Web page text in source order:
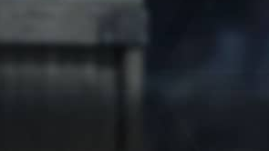
网易游戏